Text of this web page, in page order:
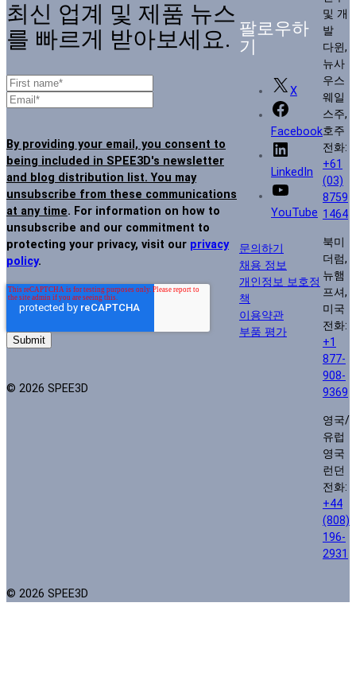
최신 업계 및 제품 뉴스
를 빠르게 받아보세요.
By providing your email, you consent to
being included in SPEE3D's newsletter
and blog distribution list. You may
unsubscribe from these communications
at any time. For information on how to
unsubscribe and our commitment to
protecting your privacy, visit our privacy
policy.
© 2026 SPEE3D
팔로우하
기
X
Facebook
LinkedIn
YouTube
문의하기
채용 정보
개인정보 보호정
책
이용약관
부품 평가
및 개
발
다윈,
뉴사
우스
웨일
스주,
호주
전화:
+61
(03)
8759
1464
북미
더럼,
뉴햄
프셔,
미국
전화:
+1
877-
908-
9369
영국/
유럽
영국
런던
전화:
+44
(808)
196-
2931
© 2026 SPEE3D